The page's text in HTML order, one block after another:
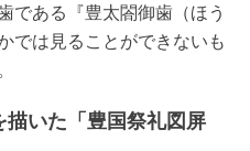
である『豊太閤御歯（ほう
では見ることができないも
いた「豊国祭礼図屏